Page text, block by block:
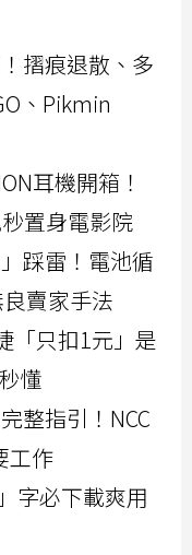
摺痕退散、多
、Pikmin
耳機開箱！
置身電影院
踩雷！電池循
賣家手法
「只扣1元」是
懂
整指引！NCC
工作
字必下載爽用